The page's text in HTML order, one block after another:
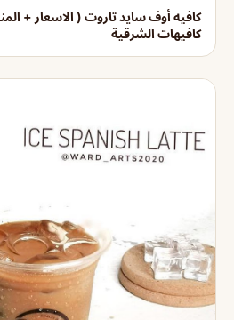
كافيه أوف سايد تاروت ( الاسعار +
كافيهات الشرقية